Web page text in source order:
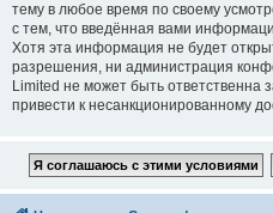
тему в любое время по своему
с тем, что введённая вами
Хотя эта информация не будет
разрешения, ни администрация
Limited не может быть ответственна
привести к несанкционированному